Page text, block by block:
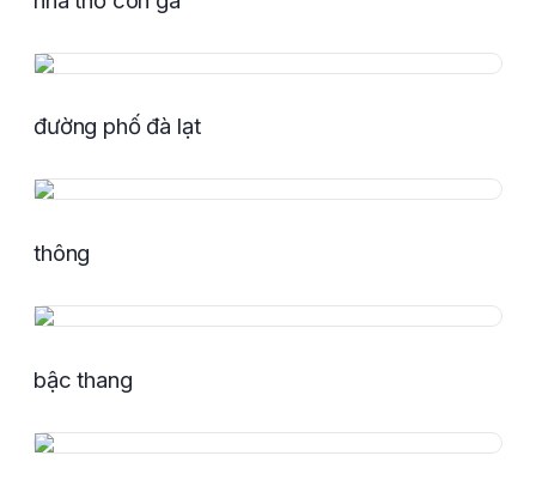
đường phố đà lạt
thông
bậc thang